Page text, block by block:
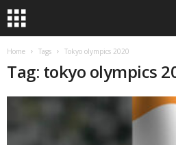
Home Tags Tokyo olympics 2020
Tag: tokyo olympics